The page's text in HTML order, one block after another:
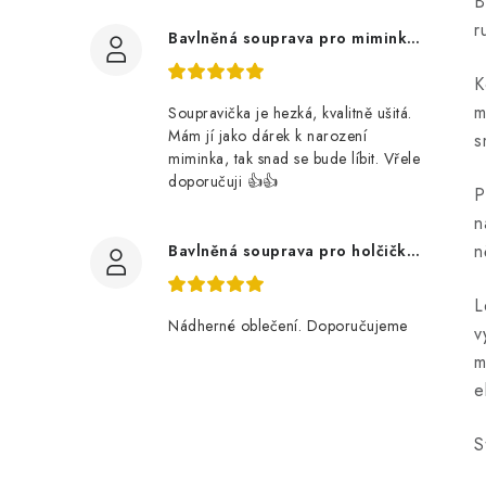
Bavlněná souprava pro miminko, zvířátka v lese
Soupravička je hezká, kvalitně ušitá.
Mám jí jako dárek k narození
miminka, tak snad se bude líbit. Vřele
doporučuji 👍👍
Bavlněná souprava pro holčičku, tmavé květy
Nádherné oblečení. Doporučujeme